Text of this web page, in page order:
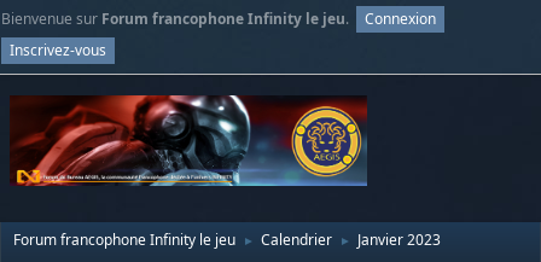
Bienvenue sur Forum francophone Infinity le jeu.
Connexion
Inscrivez-vous
Forum francophone Infinity le jeu ► Calendrier ► Janvier 2023